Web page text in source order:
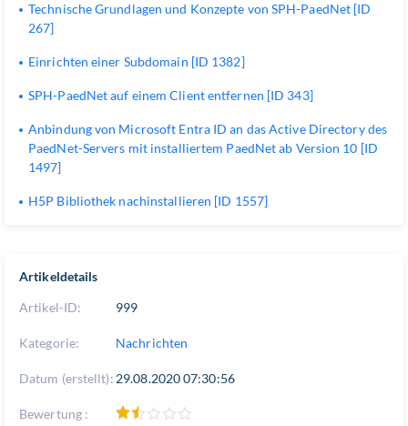
Artikeldetails
Artikel-ID: 999
Kategorie: Nachrichten
Datum (erstellt): 29.08.2020 07:30:56
Bewertung :
Technische Grundlagen und Konzepte von SPH-PaedNet [ID
267]
Einrichten einer Subdomain [ID 1382]
SPH-PaedNet auf einem Client entfernen [ID 343]
Anbindung von Microsoft Entra ID an das Active Directory des
PaedNet-Servers mit installiertem PaedNet ab Version 10 [ID
1497]
H5P Bibliothek nachinstallieren [ID 1557]